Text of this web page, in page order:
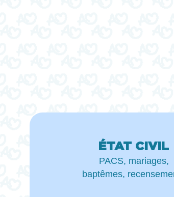
ÉTAT CIVIL
PACS, mariages,
baptêmes,